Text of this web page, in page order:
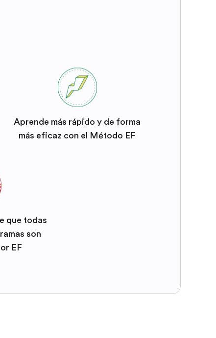
Aprende más rápido y de forma
más eficaz con el Método EF
que todas
son
EF